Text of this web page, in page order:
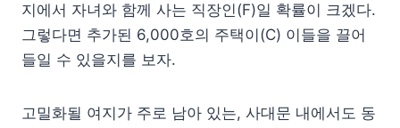
지에서 자녀와 함께 사는 직장인(F)일 확률이 크겠다.
그렇다면 추가된 6,000호의 주택이(C) 이들을 끌어
들일 수 있을지를 보자.
고밀화될 여지가 주로 남아 있는, 사대문 내에서도 동